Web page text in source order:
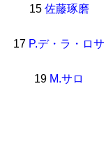
15 佐藤琢磨
17 P.デ・ラ・ロサ
19 M.サロ